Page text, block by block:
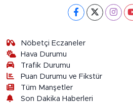
Nöbetçi Eczaneler
Hava Durumu
Trafik Durumu
Puan Durumu ve Fikstür
Tüm Manşetler
Son Dakika Haberleri